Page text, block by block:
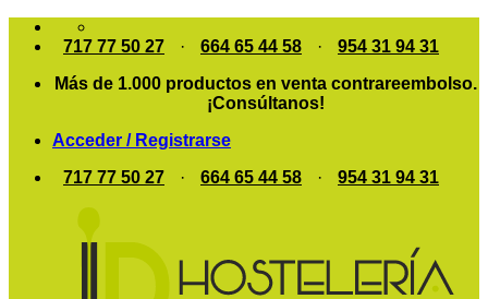
Saltar
717 77 50 27 · 664 65 44 58 ·
954 31 94 31
Más de 1.000 productos en venta contrareembolso.
¡Consúltanos!
Acceder / Registrarse
717 77 50 27
· 664 65 44 58 · 954 31 94 31